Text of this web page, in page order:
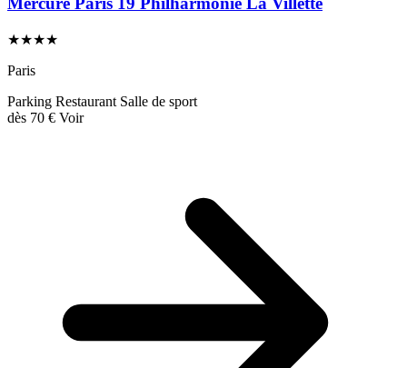
★★★★
Paris
Parking Restaurant Salle de sport
dès 70 € Voir